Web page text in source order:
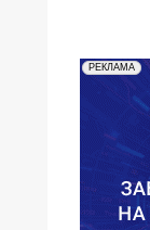
РЕКЛАМА